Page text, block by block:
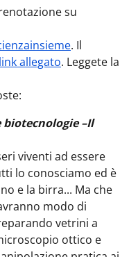
su
. Il
link allegato. Leggete la
–Il
viventi ad essere
lo conosciamo ed è
e la birra... Ma che
modo di
vetrini a
ottico e